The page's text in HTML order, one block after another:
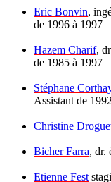
Eric Bonvin,
de 1996 à 1997
Hazem Charif,
de 1985 à 1997
Stéphane
Assistant de
Christine
Bicher Farra, dr.
Etienne Fest